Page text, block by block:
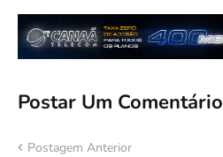
Postar Um Comentário
Postagem Anterior